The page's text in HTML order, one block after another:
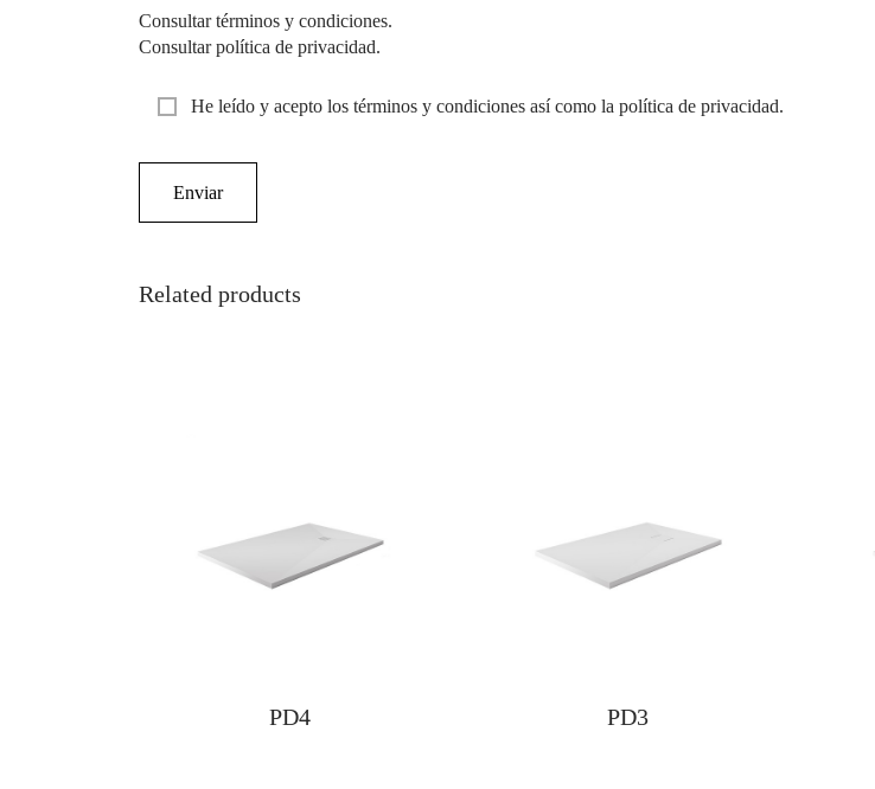
Consultar términos y condiciones.
Consultar política de privacidad.
He leído y acepto los términos y condiciones así como la política de privacidad.
Related products
PD4 PD3